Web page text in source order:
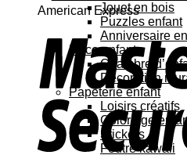
American Express
Jouet en bois
Puzzles enfant
Anniversaire
Déco enfant
Chambre
Décoration
Papeterie enfant
Loisirs créatifs
Coloriage enfant
Stickers
Feutre kawaii